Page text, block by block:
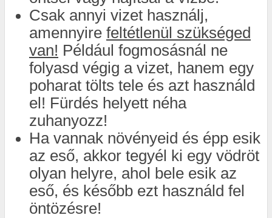
Csak annyi vizet használj,
amennyire feltétlenül szükséged
van! Például fogmosásnál ne
folyasd végig a vizet, hanem egy
poharat tölts tele és azt használd
el! Fürdés helyett néha
zuhanyozz!
Ha vannak növényeid és épp esik
az eső, akkor tegyél ki egy vödröt
olyan helyre, ahol bele esik az
eső, és később ezt használd fel
öntözésre!